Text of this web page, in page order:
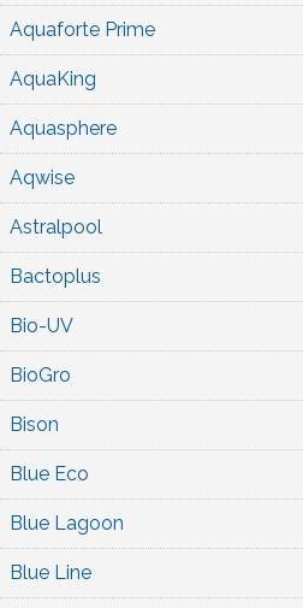
Aquaforte Prime
AquaKing
Aquasphere
Aqwise
Astralpool
Bactoplus
Bio-UV
BioGro
Bison
Blue Eco
Blue Lagoon
Blue Line